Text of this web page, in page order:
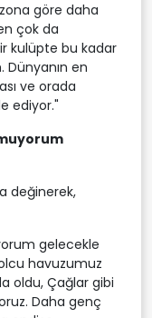
göre daha
çok da
kulüpte bu kadar
Dünyanın en
ve orada
ediyor."
değinerek,
gelecekle
havuzumuz
oldu, Çağlar gibi
Daha genç